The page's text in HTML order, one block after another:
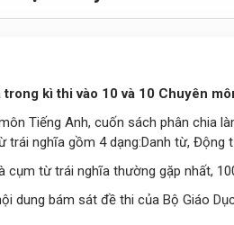
kì thi vào 10 và 10 Chuyên
Tiếng Anh, cuốn sách phân chia
nghĩa gồm 4 dạng:Danh từ,
từ trái nghĩa thường gặp nhất,
dung bám sát đề thi của Bộ Giáo